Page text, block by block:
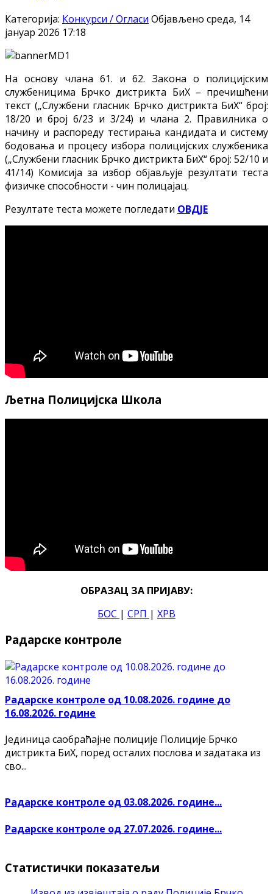
Категорија: Конкурси / Огласи Објављено среда, 14
јануар 2026 17:18
На основу члана 61. и 62. Закона о полицијским
службеницима Брчко дистрикта БиХ – пречишћени
текст („Службени гласник Брчко дистрикта БиХ“ број:
18/20 и број 6/23 и 3/24) и члана 2. Правилника о
начину и распореду тестирања кандидата и систему
бодовања и процесу избора полицијских службеника
(„Службени гласник Брчко дистрикта БиХ“ број: 52/10 и
41/14) Комисија за избор објављује резултати теста
физичке способности - чин полицајац.
Резултате теста можете погледати ОВДЈЕ
Љетна Полицијска Школа
ОБРАЗАЦ ЗА ПРИЈАВУ:
БОС | СРП | ХРВ
Радарске контроле
Радарске контроле од 10.08.2026. године до
16.08.2026. године
Јединица саобраћајне полиције Полиције Брчко
дистрикта БиХ, поред осталих послова и задатака из
сво...
Радарске контроле од 03.08.2026. године...
Радарске контроле од 27.07.2026. године...
Статистички показатељи